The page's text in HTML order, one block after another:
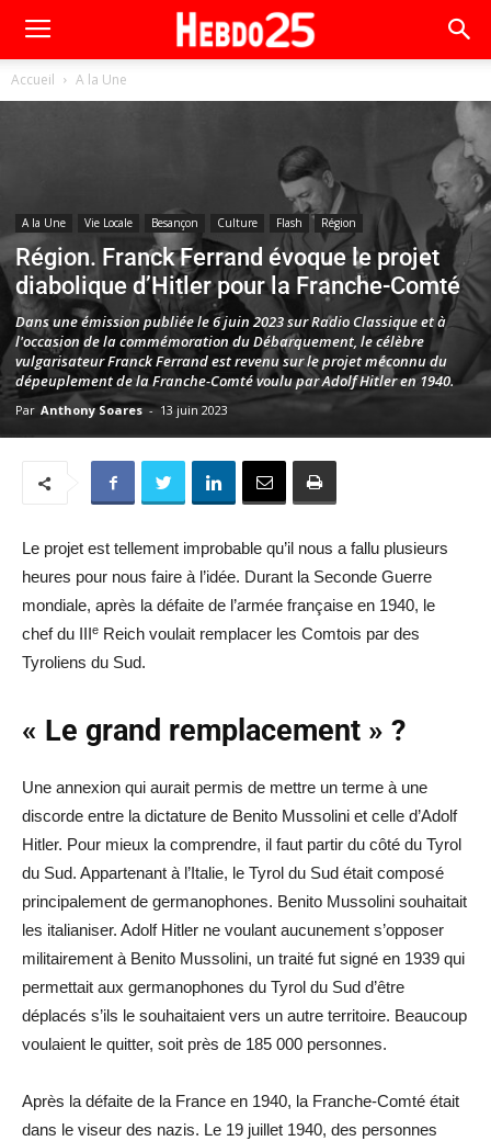
Accueil A la Une
A la Une Vie Locale Besançon Culture Flash Région
Région. Franck Ferrand évoque le projet
diabolique d’Hitler pour la Franche-Comté
Dans une émission publiée le 6 juin 2023 sur Radio Classique et à
l'occasion de la commémoration du Débarquement, le célèbre
vulgarisateur Franck Ferrand est revenu sur le projet méconnu du
dépeuplement de la Franche-Comté voulu par Adolf Hitler en 1940.
Par Anthony Soares - 13 juin 2023
Le projet est tellement improbable qu’il nous a fallu plusieurs
heures pour nous faire à l’idée. Durant la Seconde Guerre
mondiale, après la défaite de l’armée française en 1940, le
chef du IIIe Reich voulait remplacer les Comtois par des
Tyroliens du Sud.
« Le grand remplacement » ?
Une annexion qui aurait permis de mettre un terme à une
discorde entre la dictature de Benito Mussolini et celle d’Adolf
Hitler. Pour mieux la comprendre, il faut partir du côté du Tyrol
du Sud. Appartenant à l’Italie, le Tyrol du Sud était composé
principalement de germanophones. Benito Mussolini souhaitait
les italianiser. Adolf Hitler ne voulant aucunement s’opposer
militairement à Benito Mussolini, un traité fut signé en 1939 qui
permettait aux germanophones du Tyrol du Sud d’être
déplacés s’ils le souhaitaient vers un autre territoire. Beaucoup
voulaient le quitter, soit près de 185 000 personnes.
Après la défaite de la France en 1940, la Franche-Comté était
dans le viseur des nazis. Le 19 juillet 1940, des personnes